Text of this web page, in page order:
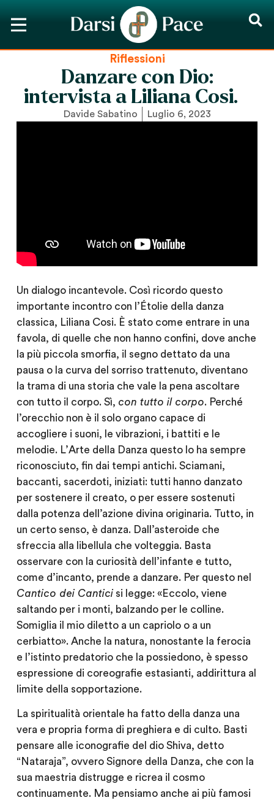
Riflessioni
Danzare con Dio:
intervista a Liliana Cosi.
Davide Sabatino Luglio 6, 2023
Un dialogo incantevole. Così ricordo questo
importante incontro con l’Étolie della danza
classica, Liliana Cosi. È stato come entrare in una
favola, di quelle che non hanno confini, dove anche
la più piccola smorfia, il segno dettato da una
pausa o la curva del sorriso trattenuto, diventano
la trama di una storia che vale la pena ascoltare
con tutto il corpo. Sì, con tutto il corpo. Perché
l’orecchio non è il solo organo capace di
accogliere i suoni, le vibrazioni, i battiti e le
melodie. L’Arte della Danza questo lo ha sempre
riconosciuto, fin dai tempi antichi. Sciamani,
baccanti, sacerdoti, iniziati: tutti hanno danzato
per sostenere il creato, o per essere sostenuti
dalla potenza dell’azione divina originaria. Tutto, in
un certo senso, è danza. Dall’asteroide che
sfreccia alla libellula che volteggia. Basta
osservare con la curiosità dell’infante e tutto,
come d’incanto, prende a danzare. Per questo nel
Cantico dei Canticisi legge: «Eccolo, viene
saltando per i monti, balzando per le colline.
Somiglia il mio diletto a un capriolo o a un
cerbiatto». Anche la natura, nonostante la ferocia
e l’istinto predatorio che la possiedono, è spesso
espressione di coreografie estasianti, addirittura al
limite della sopportazione.
La spiritualità orientale ha fatto della danza una
vera e propria forma di preghiera e di culto. Basti
pensare alle iconografie del dio Shiva, detto
“Nataraja”, ovvero Signore della Danza, che con la
sua maestria distrugge e ricrea il cosmo
continuamente. Ma pensiamo anche ai più famosi